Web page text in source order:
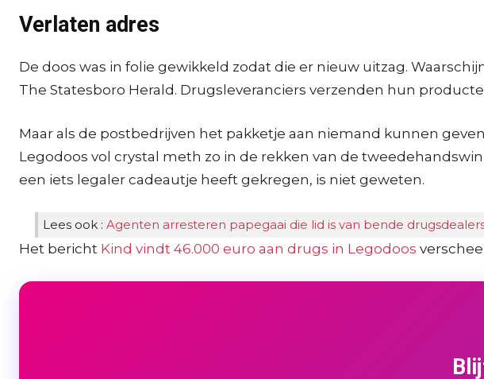
Verlaten adres
De doos was in folie gewikkeld zodat die er nieuw uitzag.
The Statesboro Herald. Drugsleveranciers verzenden hun
Maar als de postbedrijven het pakketje aan niemand kunnen
Legodoos vol crystal meth zo in de rekken van de
een iets legaler cadeautje heeft gekregen, is niet geweten.
Lees ook : Agenten arresteren papegaai die lid is van bende
Het bericht Kind vindt 46.000 euro aan drugs in Legodoos